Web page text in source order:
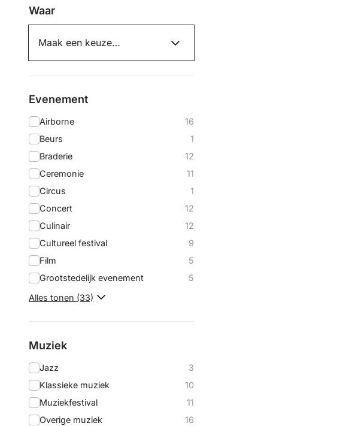
Waar
Evenement
Airborne
16
Beurs
1
Braderie
12
Ceremonie
11
Circus
1
Concert
12
Culinair
12
Cultureel festival
9
Film
5
Grootstedelijk evenement
5
Alles tonen (33)
Muziek
Jazz
3
Klassieke muziek
10
Muziekfestival
11
Overige muziek
16